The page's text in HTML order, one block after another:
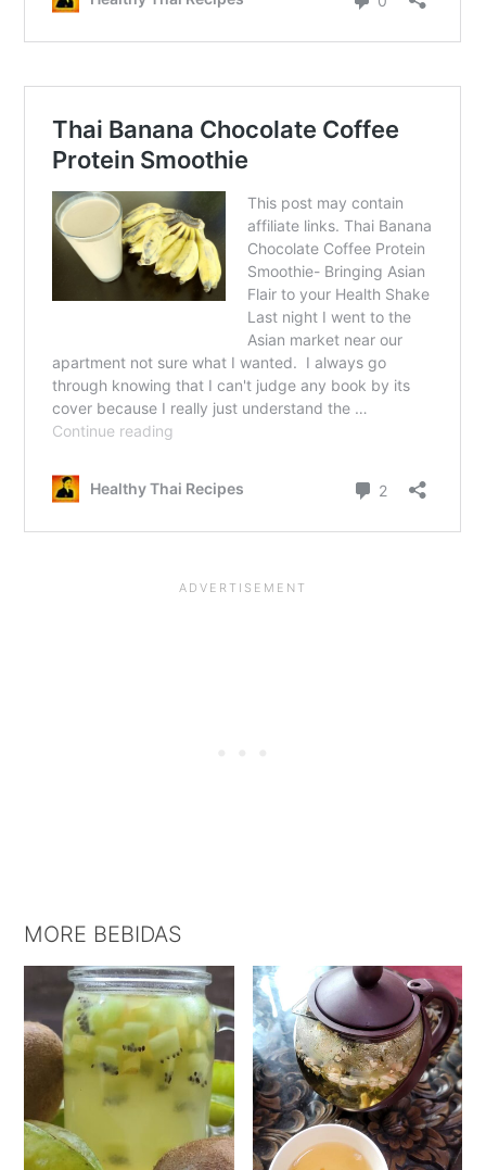
MORE BEBIDAS